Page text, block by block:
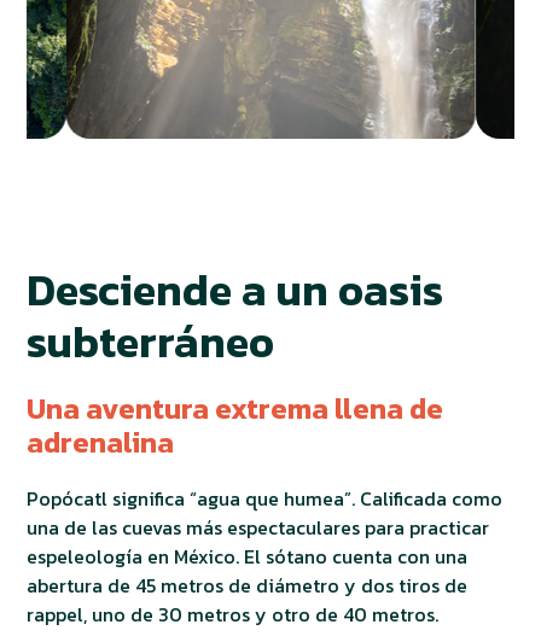
Desciende a un oasis
subterráneo
Una aventura extrema llena de
adrenalina
Popócatl significa “agua que humea”. Calificada como
una de las cuevas más espectaculares para practicar
espeleología en México. El sótano cuenta con una
abertura de 45 metros de diámetro y dos tiros de
rappel, uno de 30 metros y otro de 40 metros.